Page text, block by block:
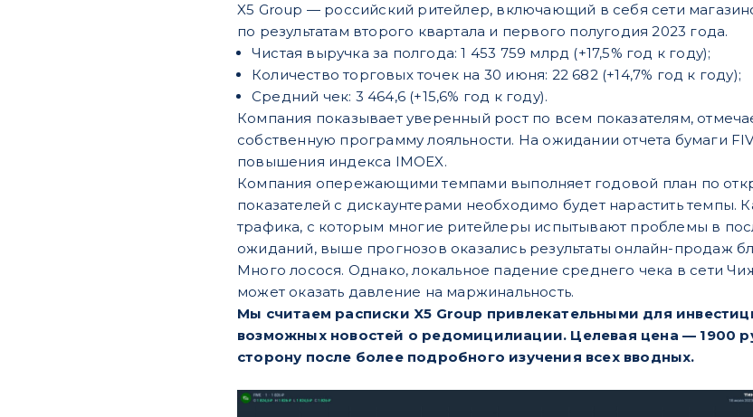
X5 Group — российский ритейлер, включающий в себя сети
по результатам второго квартала и первого полугодия 2023 года.
Чистая выручка за полгода: 1 453 759 млрд (+17,5% год к году);
Количество торговых точек на 30 июня: 22 682 (+14,7% год к году);
Средний чек: 3 464,6 (+15,6% год к году).
Компания показывает уверенный рост по всем показателям,
собственную программу лояльности. На ожидании отчета бумаги
повышения индекса IMOEX.
Компания опережающими темпами выполняет годовой план по
показателей с дискаунтерами необходимо будет нарастить темпы.
трафика, с которым многие ритейлеры испытывают проблемы в
ожиданий, выше прогнозов оказались результаты онлайн-продаж
Много лосося. Однако, локальное падение среднего чека в сети
может оказать давление на маржинальность.
Мы считаем расписки X5 Group привлекательными для
возможных новостей о редомицилиации. Целевая цена — 1900
сторону после более подробного изучения всех вводных.